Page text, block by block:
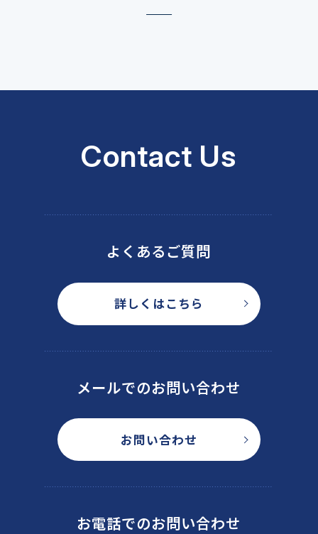
Contact Us
よくあるご質問
詳しくはこちら
メールでのお問い合わせ
お問い合わせ
お電話でのお問い合わせ